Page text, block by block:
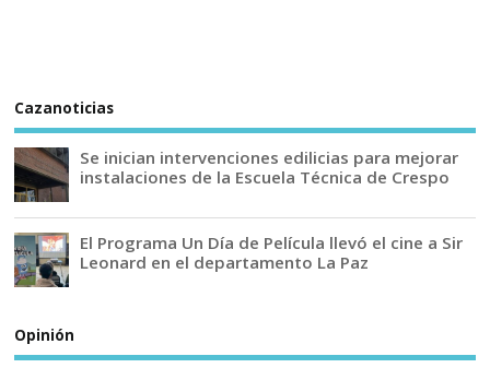
Cazanoticias
Se inician intervenciones edilicias para mejorar
instalaciones de la Escuela Técnica de Crespo
El Programa Un Día de Película llevó el cine a Sir
Leonard en el departamento La Paz
Opinión